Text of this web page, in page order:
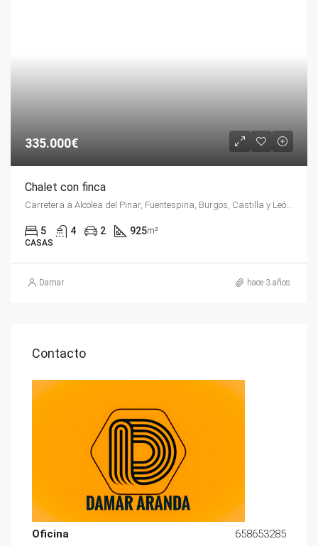
335.000€
Chalet con finca
5 4 2 925m²
CASAS
Damar hace 3 años
Contacto
Oficina
658653285